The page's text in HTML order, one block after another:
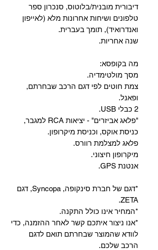
‏דיבורית מובנית/בלוטוס, ‏סנכרון ספר
טלפונים ושיחות אחרונות מלא (לאייפון
ואנדרואיד), תומך בעברית.
שנה אחריות.
מה בקופסא:
מסך מולטימדיה.
צמת חוטים לפי דגם הרכב שבחרתם,
ופאנל.
2 כבלי USB.
"פלאג אביזרים" - יציאות RCA למגבר,
כניסת אוקס, וכניסת מיקרופון.
פלאג למצלמת רוורס.
מיקרופון חיצוני.
אנטנת GPS.
*דגם של חברת סינקופה, Syncopa, דגם
ZETA.
*המחיר אינו כולל התקנה.
*אנו ניצור איתכם קשר לאחר ההזמנה, כדי
לוודא שהמוצר שבחרתם תואם לדגם
הרכב שלכם.